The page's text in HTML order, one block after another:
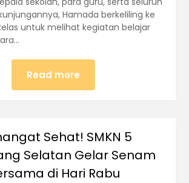
Hamada berkeliling ke
untuk melihat kegiatan belajar
Read more
Sehat! SMKN 5
Selatan Gelar Senam
di Hari Rabu